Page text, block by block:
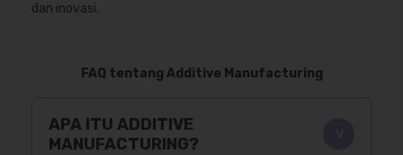
dan inovasi.
FAQ tentang Additive Manufacturing
APA ITU ADDITIVE
MANUFACTURING?